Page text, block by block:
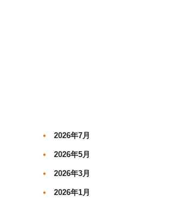
2026年7月
2026年5月
2026年3月
2026年1月